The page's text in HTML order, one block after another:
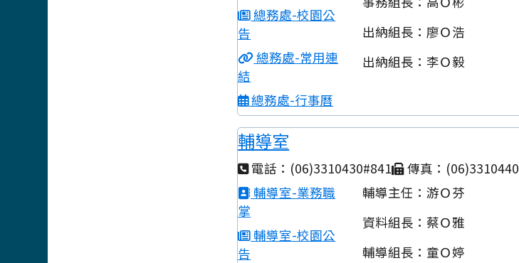
總務處-校園公
告
總務處-常用連
結
總務處-行事曆
出納組長：廖Ｏ浩
出納組長：李Ｏ毅
輔導室
電話：(06)3310430#841
傳真：(06)3310440
輔導室-業務職
掌
輔導室-校園公
告
輔導主任：游Ｏ芬
資料組長：蔡Ｏ雅
輔導組長：童Ｏ婷